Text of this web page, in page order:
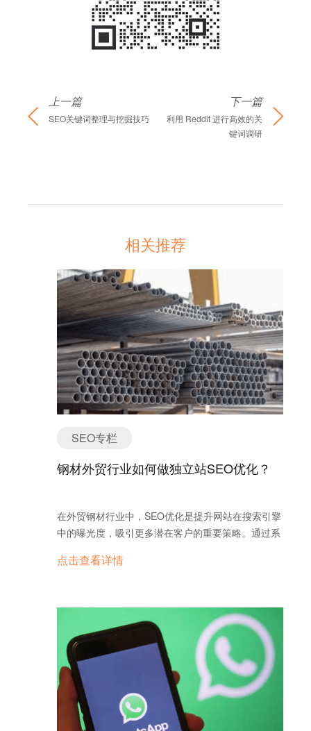
上一篇
SEO关键词整理与挖掘技巧
下一篇
利用 Reddit 进行高效的关
键词调研
相关推荐
SEO专栏
钢材外贸行业如何做独立站SEO优化？
在外贸钢材行业中，SEO优化是提升网站在搜索引擎
中的曝光度，吸引更多潜在客户的重要策略。通过系
度，增加业务询盘，进而扩大市场份额。以下是针对
Keyword Planner、Ahrefs、SEMrush等），识别与
钢材产品相关的高频关键词。例如，“钢板”、“钢
管”、“热轧钢”、“不锈钢”等是常见关键词，能精确吸
引潜在客户。 关键词布局：将主要关键词合理地分布
在网页的标题、描述、正文、图片的alt属性等位置，
确保自然流畅，避免堆砌。同时，关键词的选择应覆
盖产品类型、应用场景以及市场区域等多维度。 常
点击查看详情